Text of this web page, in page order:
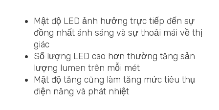
Mật độ LED ảnh hưởng trực tiếp đến sự
đồng nhất ánh sáng và sự thoải mái về thị
giác
Số lượng LED cao hơn thường tăng sản
lượng lumen trên mỗi mét
Mật độ tăng cũng làm tăng mức tiêu thụ
điện năng và phát nhiệt